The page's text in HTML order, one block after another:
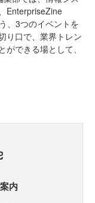
EnterpriseZine
、3つのイベントを
り口で、業界トレン
できる場として、
内